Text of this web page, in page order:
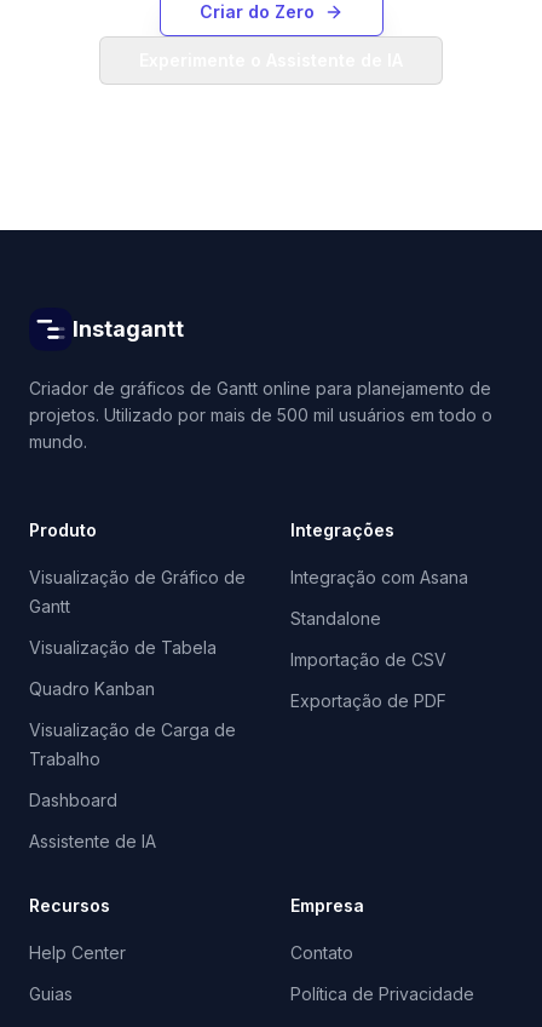
Criar do Zero
Instagantt
Criador de gráficos de Gantt online para planejamento de
projetos. Utilizado por mais de 500 mil usuários em todo o
mundo.
Produto
Visualização de Gráfico de
Gantt
Visualização de Tabela
Quadro Kanban
Visualização de Carga de
Trabalho
Dashboard
Assistente de IA
Integrações
Integração com Asana
Standalone
Importação de CSV
Exportação de PDF
Recursos
Help Center
Guias
Empresa
Contato
Política de Privacidade